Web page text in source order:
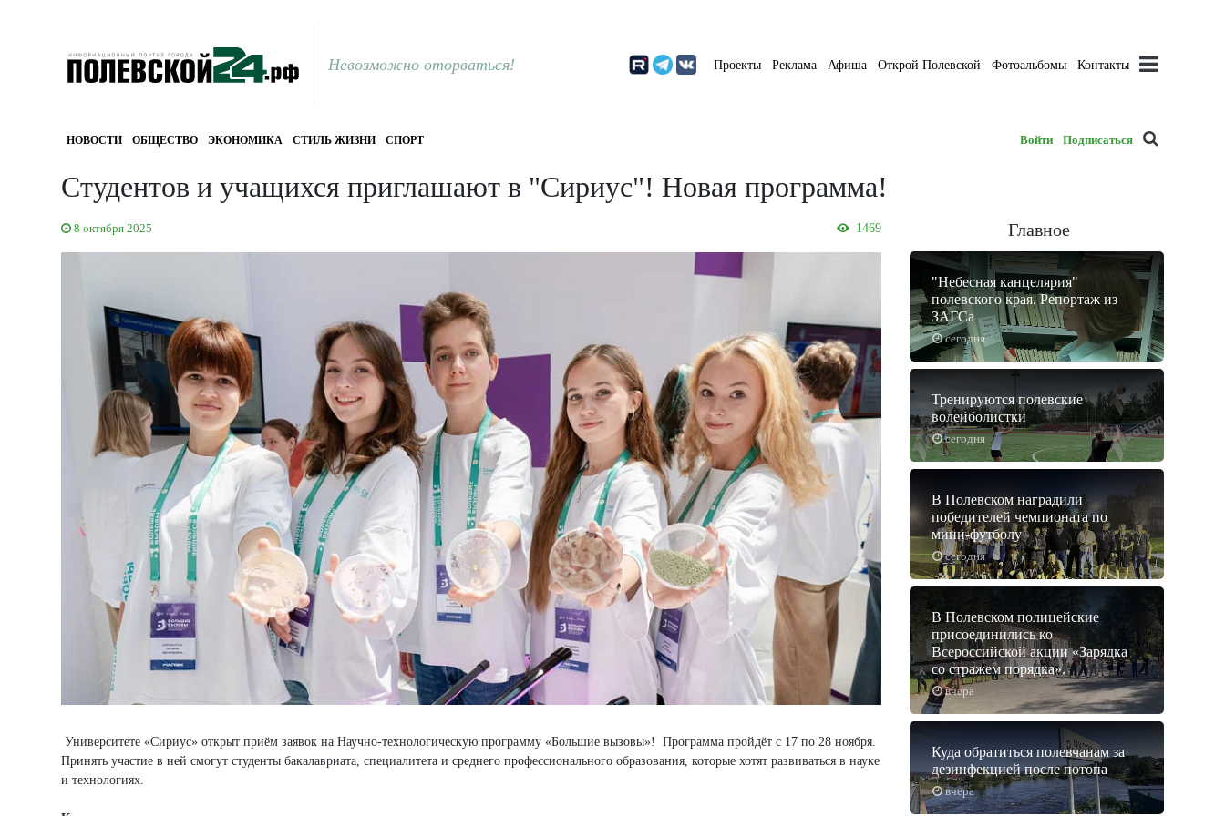
Невозможно оторваться! Проекты Реклама Афиша Открой Полевской Фотоальбомы Контакты
НОВОСТИ ОБЩЕСТВО ЭКОНОМИКА СТИЛЬ ЖИЗНИ СПОРТ Войти Подписаться
Студентов и учащихся приглашают в "Сириус"! Новая программа!
8 октября 2025 1469
Университете «Сириус» открыт приём заявок на Научно-технологическую программу «Большие вызовы»! Программа пройдёт с 17 по 28 ноября.
Принять участие в ней смогут студенты бакалавриата, специалитета и среднего профессионального образования, которые хотят развиваться в науке
и технологиях.
Главное
сегодня
"Небесная канцелярия"
полевского края. Репортаж из
ЗАГСа
сегодня
Тренируются полевские
волейболистки
сегодня
В Полевском наградили
победителей чемпионата по
мини-футболу
вчера
В Полевском полицейские
присоединились ко
Всероссийской акции «Зарядка
со стражем порядка».
вчера
Куда обратиться полевчанам за
дезинфекцией после потопа